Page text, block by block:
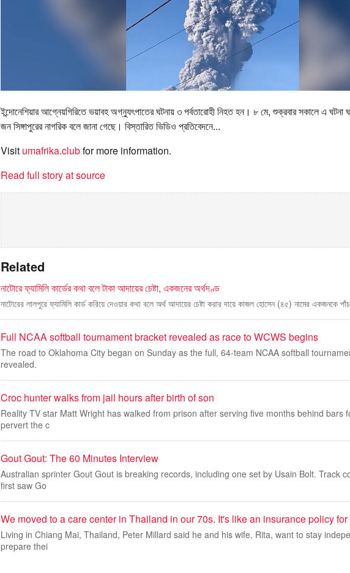
ইন্দোনেশিয়ার আগ্নেয়গিরিতে ভয়াবহ অগ্ন্যুৎপাতের ঘটনায় ৩ পর্বতারোহী নিহত হন। ৮ মে, শুক্রবার সকালে এ ঘটনা
জন সিঙ্গাপুরের নাগরিক বলে জানা গেছে। বিস্তারিত ভিডিও প্রতিবেদনে...
Visit umafrika.clubfor more information.
Read full story at source
Related
নাটোরে ফ্যামিলি কার্ডের কথা বলে টাকা আদায়ের চেষ্টা, একজনের অর্থদণ্ড
নাটোরের লালপুরে ফ্যামিলি কার্ড করিয়ে দেওয়ার কথা বলে অর্থ আদায়ের চেষ্টা করার দায়ে কাজল হোসেন (৪৫) নামের একজনকে
Full NCAA softball tournament bracket revealed as race to WCWS begins
The road to Oklahoma City began on Sunday as the full, 64-team NCAA softball
revealed.
Croc hunter walks from jail hours after birth of son
Reality TV star Matt Wright has walked from prison after serving five months behind bars
pervert the c
Gout Gout: The 60 Minutes Interview
Australian sprinter Gout Gout is breaking records, including one set by Usain Bolt. Track
first saw Go
We moved to a care center in Thailand in our 70s. It's like an insurance policy
Living in Chiang Mai, Thailand, Peter Millard said he and his wife, Rita, want to stay
prepare thei